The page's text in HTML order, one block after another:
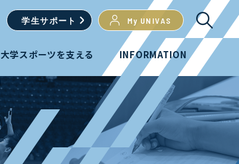
学生サポート My UNIVAS
大学スポーツを支える INFORMATION